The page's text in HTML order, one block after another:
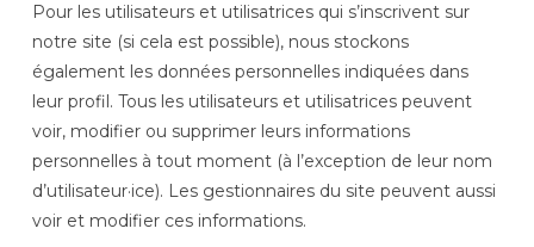
Pour les utilisateurs et utilisatrices qui s’inscrivent sur
notre site (si cela est possible), nous stockons
également les données personnelles indiquées dans
leur profil. Tous les utilisateurs et utilisatrices peuvent
voir, modifier ou supprimer leurs informations
personnelles à tout moment (à l’exception de leur nom
d’utilisateur·ice). Les gestionnaires du site peuvent aussi
voir et modifier ces informations.